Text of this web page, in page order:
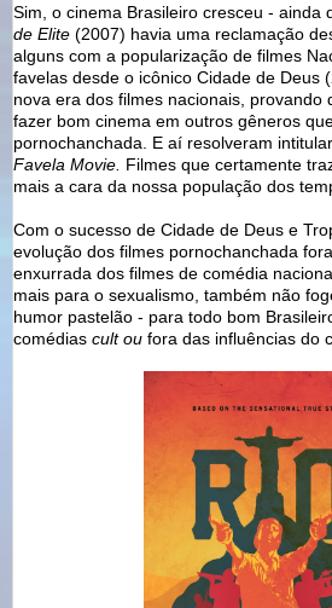
Sim, o cinema Brasileiro cresceu - ainda
de Elite (2007) havia uma reclamação
alguns com a popularização de filmes
favelas desde o icônico Cidade de Deus
nova era dos filmes nacionais, provando
fazer bom cinema em outros gêneros
pornochanchada. E aí resolveram
Favela Movie. Filmes que certamente
mais a cara da nossa população dos
Com o sucesso de Cidade de Deus e
evolução dos filmes pornochanchada
enxurrada dos filmes de comédia
mais para o sexualismo, também não
humor pastelão - para todo bom
comédias cult ou fora das influências do